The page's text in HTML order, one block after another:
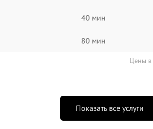
40 мин
80 мин
Цены в
Показать все услуги